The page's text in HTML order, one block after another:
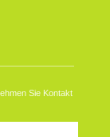
Sie Kontakt